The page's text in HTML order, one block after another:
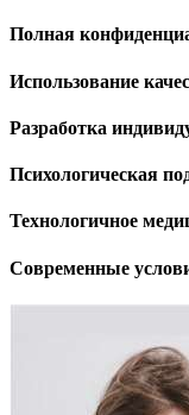
Полная
Использование
Разработка
Психологическая
Технологичное
Современные